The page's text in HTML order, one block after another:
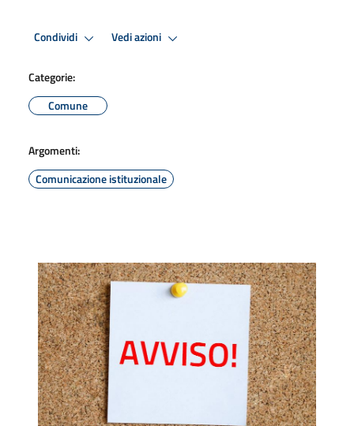
Condividi Vedi azioni
Categorie:
Comune
Argomenti:
Comunicazione istituzionale